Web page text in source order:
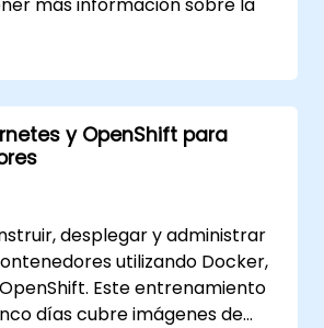
administrator-cka
y OpenShift para
desplegar y administrar
utilizando Docker,
Este entrenamiento
días cubre imágenes de